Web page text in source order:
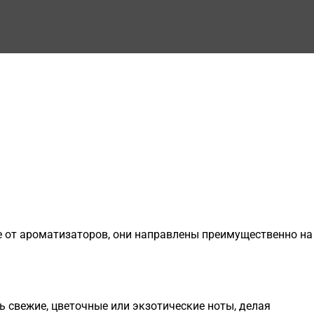
ароматизаторов, они направлены преимущественно на
цветочные или экзотические ноты, делая